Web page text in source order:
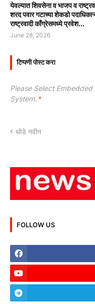
येवल्यात शिवसेना व भाजप व
शरद पवार गटाच्या शेकडो
राष्ट्रवादी काँग्रेसमध्ये प्रवेश...
June 28, 2026
टिप्पणी पोस्ट करा
Please Select
System. *
थोडे नवीन
FOLLOW US